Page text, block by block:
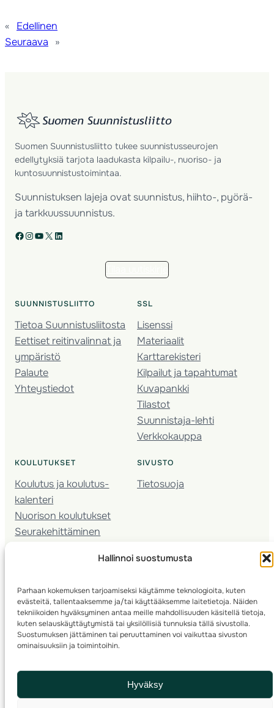
Hallinnoi suostumusta
Parhaan kokemuksen tarjoamiseksi käytämme teknologioita, kuten
evästeitä, tallentaaksemme ja/tai käyttääksemme laitetietoja. Näiden
tekniikoiden hyväksyminen antaa meille mahdollisuuden käsitellä tietoja,
kuten selauskäyttäytymistä tai yksilöllisiä tunnuksia tällä sivustolla.
Suostumuksen jättäminen tai peruuttaminen voi vaikuttaa sivuston
ominaisuuksiin ja toimintoihin.
Hyväksy
«
Edellinen
Seuraava
»
Suomen Suunnistusliitto tukee suunnistusseurojen
edellytyksiä tarjota laadukasta kilpailu-, nuoriso- ja
kuntosuunnistustoimintaa.
Suunnistuksen lajeja ovat suunnistus, hiihto-, pyörä-
ja tarkkuussuunnistus.
Facebook Instagram YouTube X LinkedIn
SUUNNISTUSLIITTO
Tietoa Suunnistusliitosta
Eettiset reitinvalinnat ja
ympäristö
Palaute
Yhteystiedot
SSL
Lisenssi
Materiaalit
Karttarekisteri
Kilpailut ja tapahtumat
Kuvapankki
Tilastot
Suunnistaja-lehti
Verkkokauppa
KOULUTUKSET
Koulutus ja koulutus­
kalenteri
Nuorison koulutukset
Seura­kehittäminen
SIVUSTO
Tietosuoja
© 2025 ·Suomen Suunnistusliitto· Valimotie 10, 00380 Helsinki, Finland
info(a)suunnistusliitto.fi,Rastilipun asiat: rastilippu(a)suunnistusliitto.fi
RSS